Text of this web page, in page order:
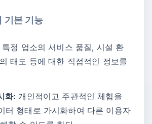
기본 기능
특정 업소의 서비스 품질, 시설 환
태도 등에 대한 직접적인 정보를
화: 개인적이고 주관적인 체험을
터 형태로 가시화하여 다른 이용자